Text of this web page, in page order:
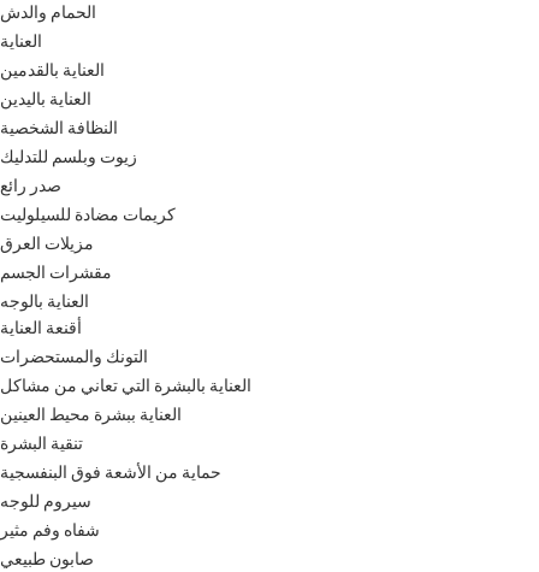
الحمام والدش
العناية
العناية بالقدمين
العناية باليدين
النظافة الشخصية
زيوت وبلسم للتدليك
صدر رائع
كريمات مضادة للسيلوليت
مزيلات العرق
مقشرات الجسم
العناية بالوجه
أقنعة العناية
التونك والمستحضرات
العناية بالبشرة التي تعاني من مشاكل
العناية ببشرة محيط العينين
تنقية البشرة
حماية من الأشعة فوق البنفسجية
سيروم للوجه
شفاه وفم مثير
صابون طبيعي